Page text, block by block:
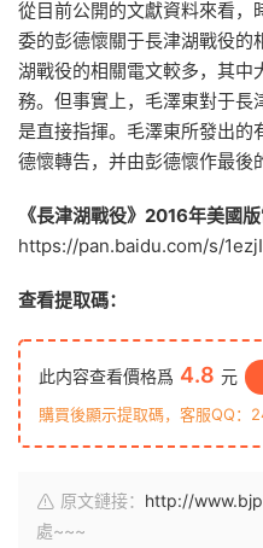
從目前公開的文獻資料來看，
委的彭德懷關于長津湖戰役的
湖戰役的相關電文較多，其
務。但事實上，毛澤東對于長
是直接指揮。毛澤東所發出的
德懷轉告，并由彭德懷作最後
《長津湖戰役》2016年美國
https://pan.baidu.com/s/
查看提取碼：
此内容查看價格爲 4.8 元
購買後顯示提取碼，客服QQ：
原文鏈接： http://
處~~~